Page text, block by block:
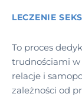
LECZENIE
To proces
trudnościami w
relacje i
zależności od